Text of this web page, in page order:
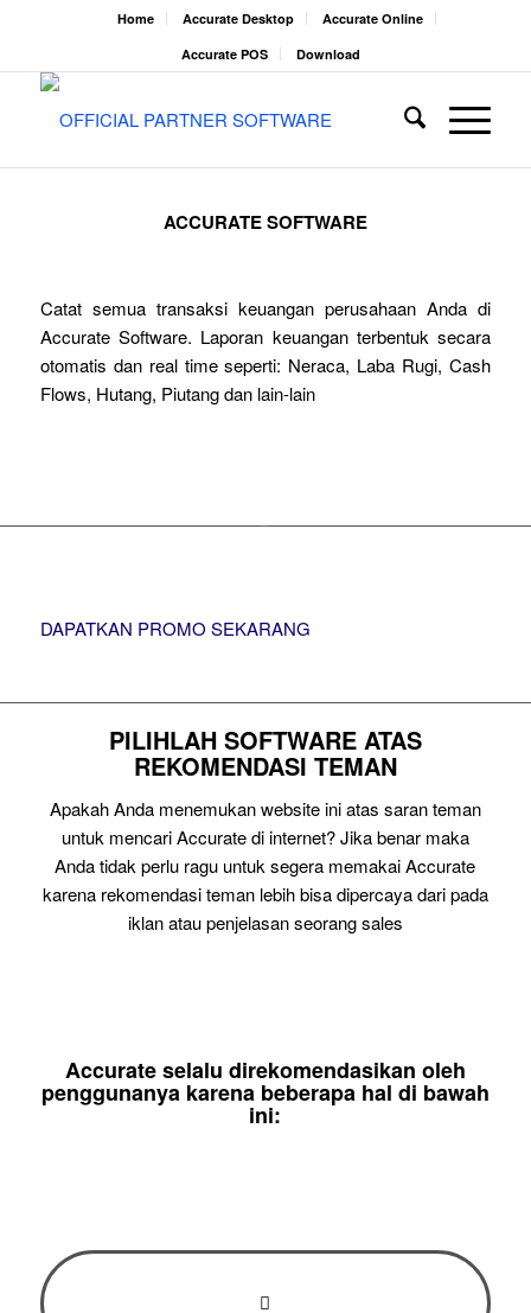
Home Accurate Desktop
Accurate Online
Accurate POS
Download
ACCURATE SOFTWARE
Catat semua transaksi keuangan perusahaan Anda di
Accurate Software. Laporan keuangan terbentuk secara
otomatis dan real time seperti: Neraca, Laba Rugi, Cash
Flows, Hutang, Piutang dan lain-lain
DAPATKAN PROMO SEKARANG
PILIHLAH SOFTWARE ATAS
REKOMENDASI TEMAN
Apakah Anda menemukan website ini atas saran teman
untuk mencari Accurate di internet? Jika benar maka
Anda tidak perlu ragu untuk segera memakai Accurate
karena rekomendasi teman lebih bisa dipercaya dari pada
iklan atau penjelasan seorang sales
Accurate selalu direkomendasikan oleh
penggunanya karena beberapa hal di bawah
ini: